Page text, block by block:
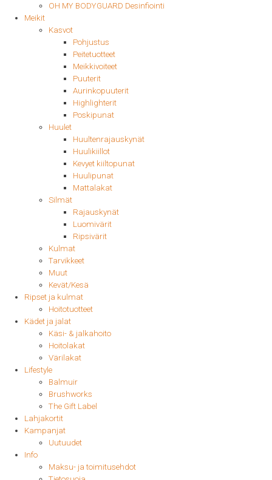
OH MY BODYGUARD Desinfiointi
Meikit
Kasvot
Pohjustus
Peitetuotteet
Meikkivoiteet
Puuterit
Aurinkopuuterit
Highlighterit
Poskipunat
Huulet
Huultenrajauskynät
Huulikiillot
Kevyet kiiltopunat
Huulipunat
Mattalakat
Silmät
Rajauskynät
Luomivärit
Ripsivärit
Kulmat
Tarvikkeet
Muut
Kevät/Kesä
Ripset ja kulmat
Hoitotuotteet
Kädet ja jalat
Käsi- & jalkahoito
Hoitolakat
Värilakat
Lifestyle
Balmuir
Brushworks
The Gift Label
Lahjakortit
Kampanjat
Uutuudet
Info
Maksu- ja toimitusehdot